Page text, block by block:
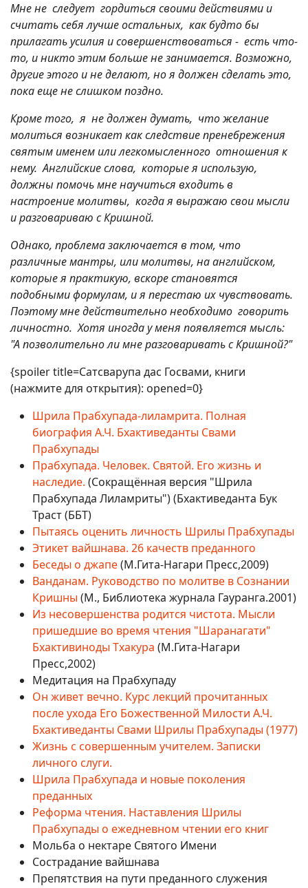
Мне не следует гордиться своими действиями и
считать себя лучше остальных, как будто бы
прилагать усилия и совершенствоваться - есть что-
то, и никто этим больше не занимается. Возможно,
другие этого и не делают, но я должен сделать это,
пока еще не слишком поздно.
Кроме того, я не должен думать, что желание
молиться возникает как следствие пренебрежения
святым именем или легкомысленного отношения к
нему. Английские слова, которые я использую,
должны помочь мне научиться входить в
настроение молитвы, когда я выражаю свои мысли
и разговариваю с Кришной.
Однако, проблема заключается в том, что
различные мантры, или молитвы, на английском,
которые я практикую, вскоре становятся
подобными формулам, и я перестаю их чувствовать.
Поэтому мне действительно необходимо говорить
личностно. Хотя иногда у меня появляется мысль:
"А позволительно ли мне разговаривать с Кришной?"
{spoiler title=Сатсварупа дас Госвами, книги
(нажмите для открытия): opened=0}
Шрила Прабхупада-лиламрита. Полная
биография А.Ч. Бхактиведанты Свами
Прабхупады
Прабхупада. Человек. Святой. Его жизнь и
наследие. (Сокращённая версия "Шрила
Прабхупада Лиламриты") (Бхактиведанта Бук
Траст (ББТ)
Пытаясь оценить личность Шрилы Прабхупады
Этикет вайшнава. 26 качеств преданного
Беседы о джапе(М.Гита-Нагари Пресс,2009)
Ванданам. Руководство по молитве в Сознании
Кришны (М., Библиотека журнала Гауранга.2001)
Из несовершенства родится чистота. Мысли
пришедшие во время чтения "Шаранагати"
Бхактивиноды Тхакура (М.Гита-Нагари
Пресс,2002)
Медитация на Прабхупаду
Он живет вечно. Курс лекций прочитанных
после ухода Его Божественной Милости А.Ч.
Бхактиведанты Свами Шрилы Прабхупады (1977)
Жизнь с совершенным учителем. Записки
личного слуги.
Шрила Прабхупада и новые поколения
преданных
Реформа чтения. Наставления Шрилы
Прабхупады о ежедневном чтении его книг
Мольба о нектаре Святого Имени
Сострадание вайшнава
Препятствия на пути преданного служения